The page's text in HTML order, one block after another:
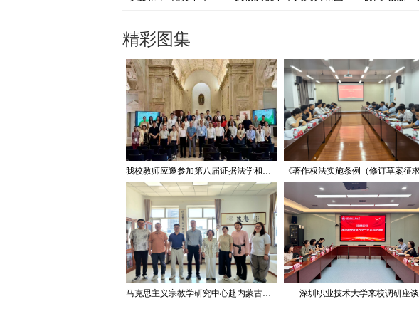
精彩图集
深圳职业技术大学来校调研座谈